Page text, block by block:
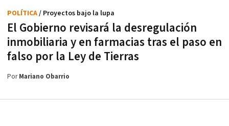
El Gobierno revisará la desregulación
inmobiliaria y en farmacias tras el paso en
falso por la Ley de Tierras
POLÍTICA/ Proyectos bajo la lupa
PorMariano Obarrio